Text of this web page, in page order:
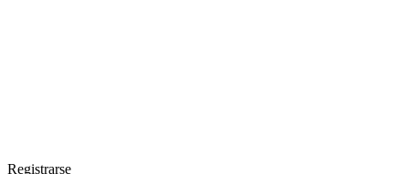
Registrarse